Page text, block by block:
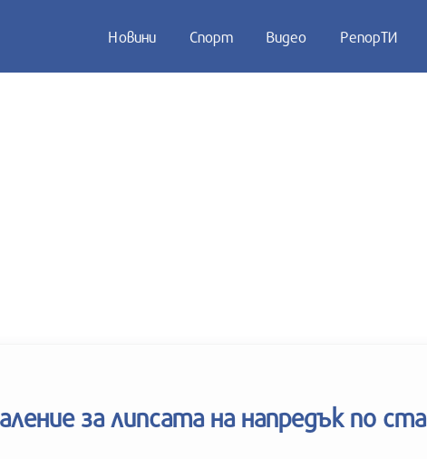
Новини Спорт Видео РепорТИ
за липсата на напредък по